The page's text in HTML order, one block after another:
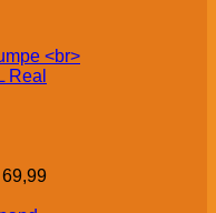
69,99